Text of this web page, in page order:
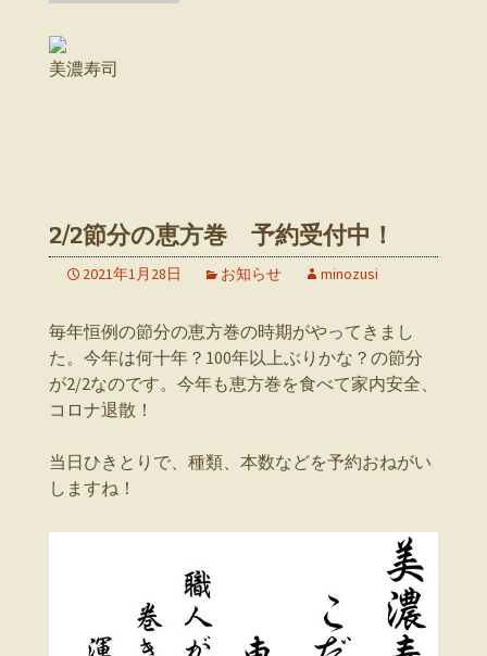
美濃寿司
2/2節分の恵方巻 予約受付中！
2021年1月28日 お知らせ minozusi
毎年恒例の節分の恵方巻の時期がやってきまし
た。今年は何十年？100年以上ぶりかな？の節分
が2/2なのです。今年も恵方巻を食べて家内安全、
コロナ退散！
当日ひきとりで、種類、本数などを予約おねがい
しますね！